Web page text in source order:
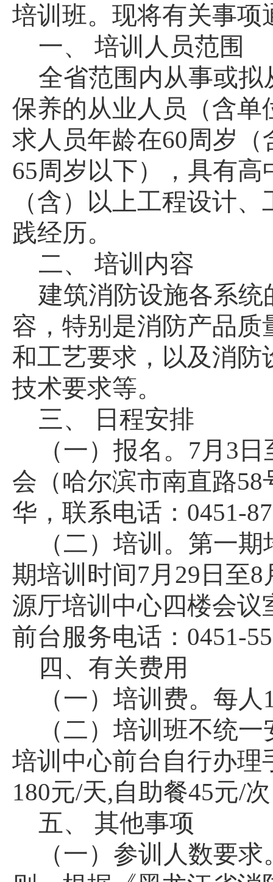
培训班。现将有关事项
一、 培训人员范围
全省范围内从事或
保养的从业人员（含
求人员年龄在60周岁
65周岁以下），具有
（含）以上工程设计
践经历。
二、 培训内容
建筑消防设施各系
容，特别是消防产品
和工艺要求，以及消
技术要求等。
三、
日程安排
（一）报名。7月3
会（哈尔滨市南直路
华，联系电话：0451-
（二）培训。第一
期培训时间7月29日至
源厅培训中心四楼会议
前台服务电话：0451-
四、有关费用
（一）培训费。每人
（二）培训班不统
培训中心前台自行办理
180元/天,自助餐45元/
五、 其他事项
（一）参训人数要